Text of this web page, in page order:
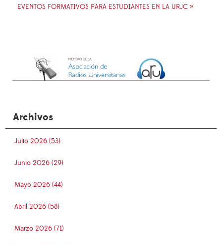
EVENTOS FORMATIVOS PARA ESTUDIANTES EN LA URJC »
Archivos
Julio 2026 (53)
Junio 2026 (29)
Mayo 2026 (44)
Abril 2026 (58)
Marzo 2026 (71)